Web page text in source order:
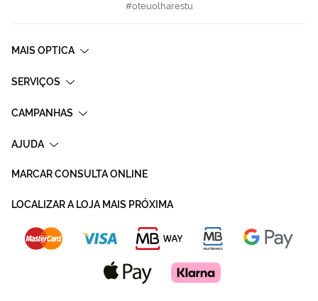
#oteuolharestu
MAIS OPTICA
SERVIÇOS
CAMPANHAS
AJUDA
MARCAR CONSULTA ONLINE
LOCALIZAR A LOJA MAIS PRÓXIMA